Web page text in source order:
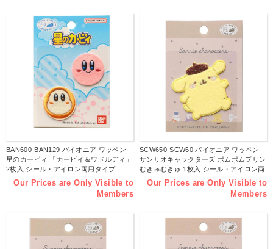
BAN600-BAN129 パイオニア ワッペン
星のカービィ 「カービイ＆ワドルディ」
2枚入 シール・アイロン両用タイプ
（枚）
Our Prices are Only Visible to
Members
SCW650-SCW60 パイオニア ワッペン
サンリオキャラクターズ ポムポムプリン
むきゅむきゅ 1枚入 シール・アイロン両
用タイプ （枚）
Our Prices are Only Visible to
Members